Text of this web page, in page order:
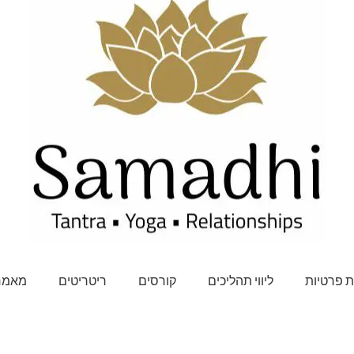
פרטיות ליווי תהליכים קורסים ריטריטים